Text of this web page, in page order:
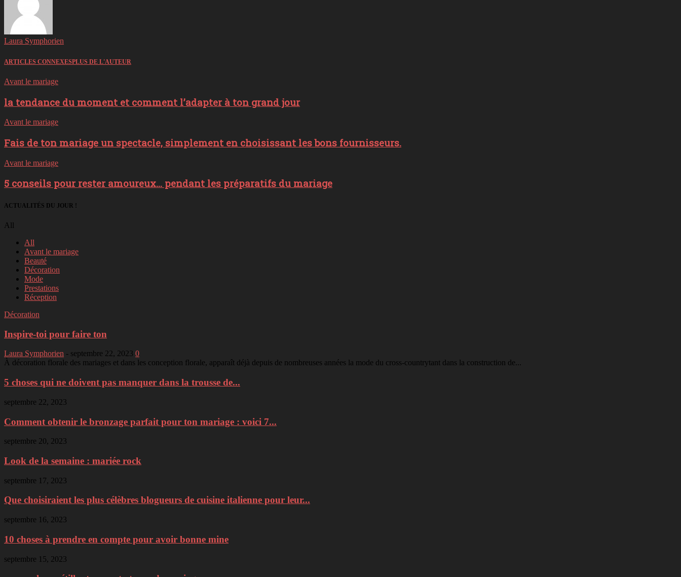
Laura Symphorien
ARTICLES CONNEXESPLUS DE L'AUTEUR
Avant le mariage
la tendance du moment et comment l’adapter à ton grand jour
Avant le mariage
Fais de ton mariage un spectacle, simplement en choisissant les bons fournisseurs.
Avant le mariage
5 conseils pour rester amoureux… pendant les préparatifs du mariage
ACTUALITÉS DU JOUR !
All
All
Avant le mariage
Beauté
Décoration
Mode
Prestations
Réception
Décoration
Inspire-toi pour faire ton
Laura Symphorien - septembre 22, 2023 0
À décoration florale des mariages et dans les conception florale, apparaît déjà depuis de nombreuses années la mode du cross-countrytant dans la construction de...
5 choses qui ne doivent pas manquer dans la trousse de...
septembre 22, 2023
Comment obtenir le bronzage parfait pour ton mariage : voici 7...
septembre 20, 2023
Look de la semaine : mariée rock
septembre 17, 2023
Que choisiraient les plus célèbres blogueurs de cuisine italienne pour leur...
septembre 16, 2023
10 choses à prendre en compte pour avoir bonne mine
septembre 15, 2023